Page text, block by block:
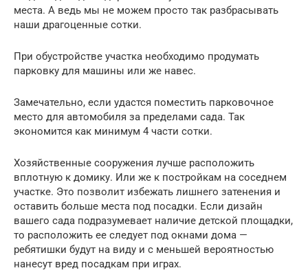
места. А ведь мы не можем просто так разбрасывать
наши драгоценные сотки.
При обустройстве участка необходимо продумать
парковку для машины или же навес.
Замечательно, если удастся поместить парковочное
место для автомобиля за пределами сада. Так
экономится как минимум 4 части сотки.
Хозяйственные сооружения лучше расположить
вплотную к домику. Или же к постройкам на соседнем
участке. Это позволит избежать лишнего затенения и
оставить больше места под посадки. Если дизайн
вашего сада подразумевает наличие детской площадки,
то расположить ее следует под окнами дома —
ребятишки будут на виду и с меньшей вероятностью
нанесут вред посадкам при играх.